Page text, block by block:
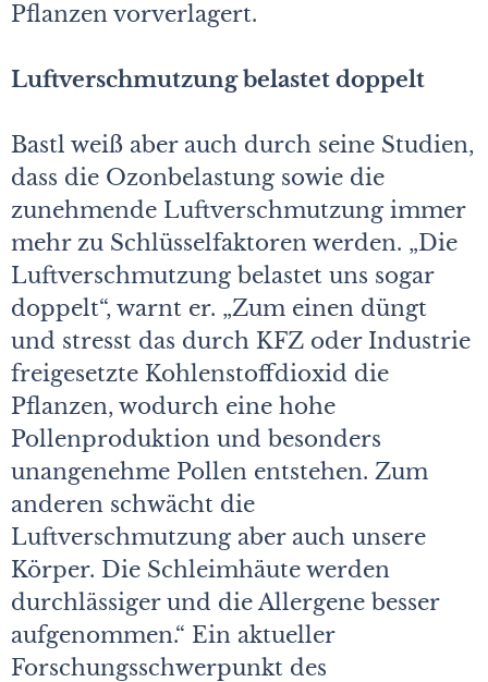
Pflanzen vorverlagert.
Luftverschmutzung belastet doppelt
Bastl weiß aber auch durch seine Studien,
dass die Ozonbelastung sowie die
zunehmende Luftverschmutzung immer
mehr zu Schlüsselfaktoren werden. „Die
Luftverschmutzung belastet uns sogar
doppelt“, warnt er. „Zum einen düngt
und stresst das durch KFZ oder Industrie
freigesetzte Kohlenstoffdioxid die
Pflanzen, wodurch eine hohe
Pollenproduktion und besonders
unangenehme Pollen entstehen. Zum
anderen schwächt die
Luftverschmutzung aber auch unsere
Körper. Die Schleimhäute werden
durchlässiger und die Allergene besser
aufgenommen.“ Ein aktueller
Forschungsschwerpunkt des